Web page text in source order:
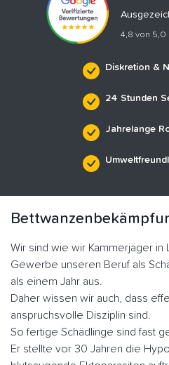
4,8 von 5,0
Diskretion &
24 Stunden
Jahrelange
Wir sind wie wir Kammerjäger in
Gewerbe unseren Beruf als
als einem Jahr aus.
Daher wissen wir auch, dass
anspruchsvolle Disziplin sind.
So fertige Schädlinge sind fast
Er stellte vor 30 Jahren die